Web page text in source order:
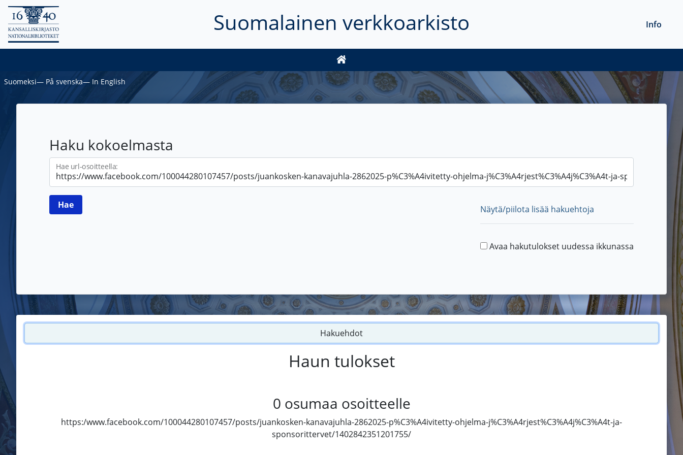
Suomalainen verkkoarkisto Info
Suomeksi― På svenska― In English
Haku kokoelmasta
Hae url-osoitteella:
Näytä/piilota lisää hakuehtoja
Avaa hakutulokset uudessa ikkunassa
Hakuehdot
Haun tulokset
0 osumaa osoitteelle
https:/www.facebook.com/100044280107457/posts/juankosken-kanavajuhla-2862025-p%C3%A4ivitetty-ohjelma-j%C3%A4rjest%C3%A4j%C3%A4t-ja-
sponsorittervet/1402842351201755/